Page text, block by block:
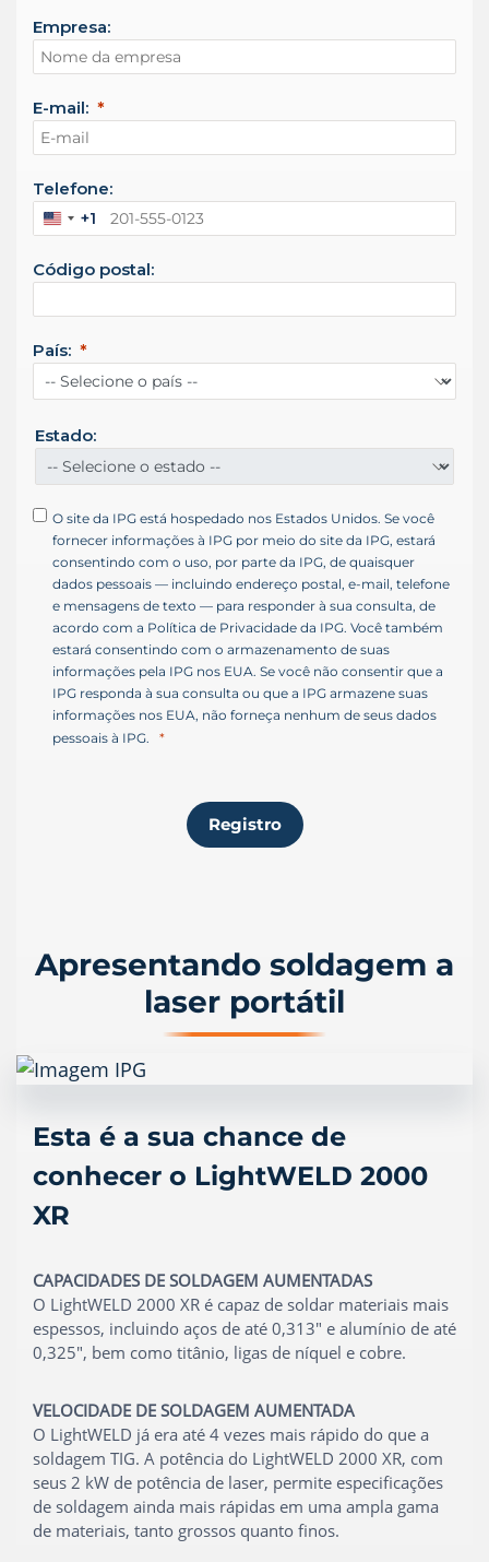
Empresa:
E-mail:
Telefone:
E
t
d
s
U
i
d
+
1
+1
Código postal:
País:
Estado:
O site da IPG está hospedado nos Estados Unidos. Se você
fornecer informações à IPG por meio do site da IPG, estará
consentindo com o uso, por parte da IPG, de quaisquer
dados pessoais — incluindo endereço postal, e-mail, telefone
e mensagens de texto — para responder à sua consulta, de
acordo com a Política de Privacidade da IPG. Você também
estará consentindo com o armazenamento de suas
informações pela IPG nos EUA. Se você não consentir que a
IPG responda à sua consulta ou que a IPG armazene suas
informações nos EUA, não forneça nenhum de seus dados
pessoais à IPG.
Registro
Apresentando soldagem a
laser portátil
Esta é a sua chance de
conhecer o LightWELD 2000
XR
CAPACIDADES DE SOLDAGEM AUMENTADAS
O LightWELD 2000 XR é capaz de soldar materiais mais
espessos, incluindo aços de até 0,313" e alumínio de até
0,325", bem como titânio, ligas de níquel e cobre.
VELOCIDADE DE SOLDAGEM AUMENTADA
O LightWELD já era até 4 vezes mais rápido do que a
soldagem TIG. A potência do LightWELD 2000 XR, com
seus 2 kW de potência de laser, permite especificações
de soldagem ainda mais rápidas em uma ampla gama
de materiais, tanto grossos quanto finos.